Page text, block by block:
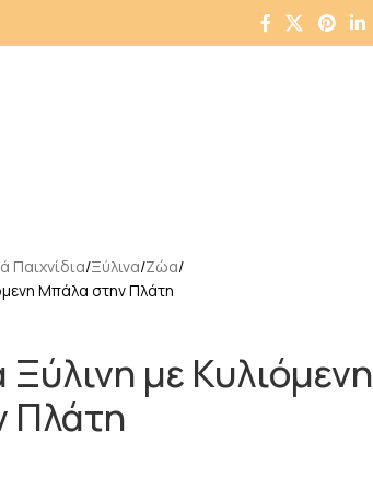
Παιχνίδια Ξύλινα Ζώα
Μπάλα στην Πλάτη
με Κυλιόμενη
Πλάτη